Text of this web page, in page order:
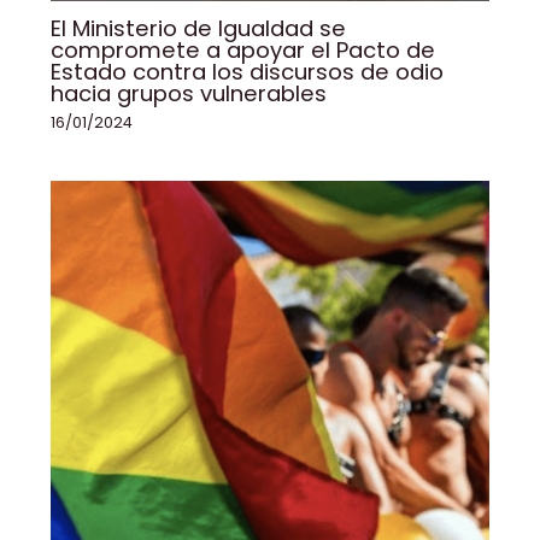
El Ministerio de Igualdad se
compromete a apoyar el Pacto de
Estado contra los discursos de odio
hacia grupos vulnerables
16/01/2024